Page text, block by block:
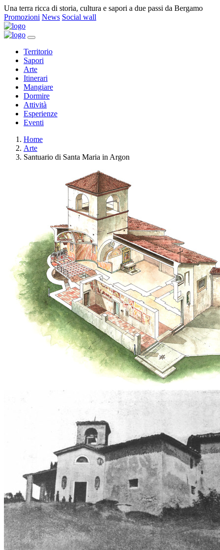
Una terra ricca di storia, cultura e sapori a due passi da Bergamo
Promozioni News Social wall
Territorio
Sapori
Arte
Itinerari
Mangiare
Dormire
Attività
Esperienze
Eventi
Home
Arte
Santuario di Santa Maria in Argon